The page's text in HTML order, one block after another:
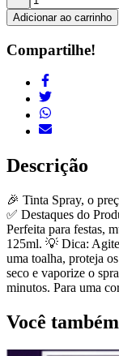
Adicionar ao carrinho
Compartilhe!
Descrição
🎉 Tinta Spray, o
✅ Destaques do
Perfeita para festas,
125ml. 💡 Dica:
uma toalha, proteja
seco e vaporize o
minutos. Para uma
Você